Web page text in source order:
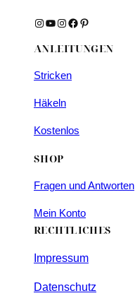
Instagram YouTube Instagram Facebook Pinterest
ANLEITUNGEN
Stricken
Häkeln
Kostenlos
SHOP
Fragen und Antworten
Mein Konto
RECHTLICHES
Impressum
Datenschutz